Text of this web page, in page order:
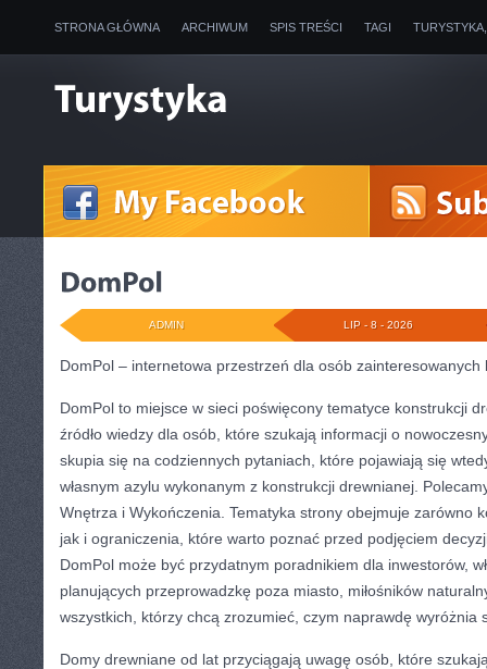
STRONA GŁÓWNA ARCHIWUM SPIS TREŚCI TAGI
LIP - 8 - 2026
ADMIN
DomPol – internetowa przestrzeń dla osób
DomPol to miejsce w sieci poświęcony tematyce konstrukcji
źródło wiedzy dla osób, które szukają informacji o
skupia się na codziennych pytaniach, które pojawiają się
własnym azylu wykonanym z konstrukcji drewnianej.
Wnętrza i Wykończenia. Tematyka strony obejmuje zarówno
jak i ograniczenia, które warto poznać przed podjęciem
DomPol może być przydatnym poradnikiem dla inwestorów,
planujących przeprowadzkę poza miasto, miłośników
wszystkich, którzy chcą zrozumieć, czym naprawdę wyróżnia
Domy drewniane od lat przyciągają uwagę osób, które